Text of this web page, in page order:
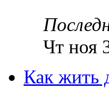
Чт ноя
Как жить